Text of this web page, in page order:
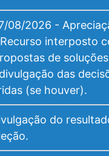
08/2026 -
interposto
de soluções
das
(se houver).
do